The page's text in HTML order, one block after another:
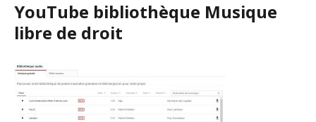
YouTube bibliothèque Musique
libre de droit